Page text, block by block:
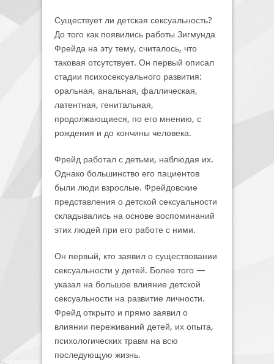
Существует ли детская сексуальность?
До того как появились работы Зигмунда
Фрейда на эту тему, считалось, что
таковая отсутствует. Он первый описал
стадии психосексуального развития:
оральная, анальная, фаллическая,
латентная, генитальная,
продолжающиеся, по его мнению, с
рождения и до кончины человека.
Фрейд работал с детьми, наблюдая их.
Однако большинство его пациентов
были люди взрослые. Фрейдовские
представления о детской сексуальности
складывались на основе воспоминаний
этих людей при его работе с ними.
Он первый, кто заявил о существовании
сексуальности у детей. Более того —
указал на большое влияние детской
сексуальности на развитие личности.
Фрейд открыто и прямо заявил о
влиянии переживаний детей, их опыта,
психологических травм на всю
последующую жизнь.